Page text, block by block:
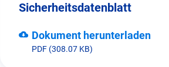
Sicherheitsdatenblatt
Dokument herunterladen
PDF (308.07 KB)